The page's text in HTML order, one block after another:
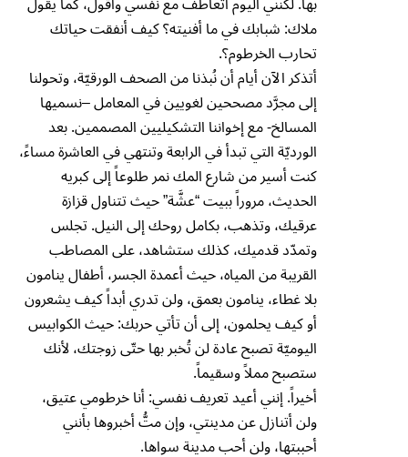
ملاك: شبابك في ما أفنيته؟ كيف أنفقت حياتك
تحارب الخرطوم؟.
أتذكر الآن أيام أن نُبذنا من الصحف الورقيّة، وتحولنا
إلى مجرَّد مصححين لغويين في المعامل –نسميها
المسالخ- مع إخواننا التشكيليين المصممين. بعد
الورديّة التي تبدأ في الرابعة وتنتهي في العاشرة مساءً،
كنت أسير من شارع المك نمر طلوعاً إلى كبريه
الحديث، مروراً ببيت “عشَّة” حيث تتناول قزازة
عرقيك، وتذهب، بكامل روحك إلى النيل. تجلس
وتمدّد قدميك، كذلك ستشاهد، على المصاطب
القريبة من المياه، حيث أعمدة الجسر، أطفال ينامون
بلا غطاء، ينامون بعمق، ولن تدري أبداً كيف يشعرون
أو كيف يحلمون، إلى أن تأتي حربك: حيث الكوابيس
اليوميّة تصبح عادة لن تُخبر بها حتّى زوجتك، لأنك
ستصبح مملاً وسقيماً.
أخيراً. إنني أعيد تعريف نفسي: أنا خرطومي عتيق،
ولن أتنازل عن مدينتي، وإن متُّ أخبروها بأنني
أحببتها، ولن أحب مدينة سواها.